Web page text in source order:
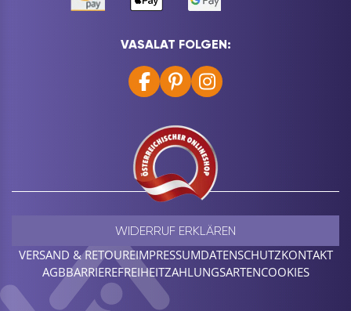
VASALAT FOLGEN:
VERSAND & RETOUREIMPRESSUMDATENSCHUTZKONTAKT
AGBBARRIEREFREIHEITZAHLUNGSARTENCOOKIES
WIDERRUF ERKLÄREN